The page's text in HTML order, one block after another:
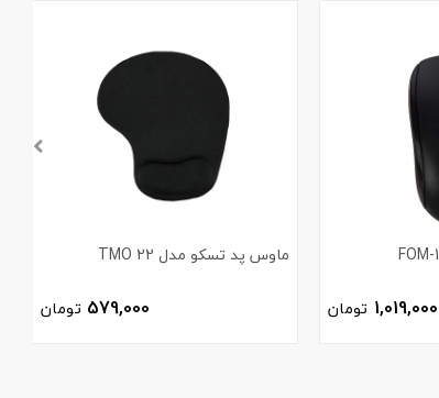
1,019,000 تومان
ماوس پد تسکو مدل TMO 22
579,000 تومان